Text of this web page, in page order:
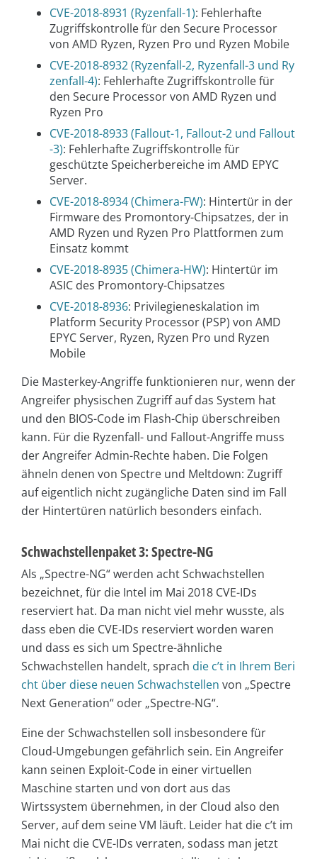
CVE-2018-8931 (Ryzenfall-1): Fehlerhafte
Zugriffskontrolle für den Secure Processor
von AMD Ryzen, Ryzen Pro und Ryzen Mobile
CVE-2018-8932 (Ryzenfall-2, Ryzenfall-3 und Ry
zenfall-4): Fehlerhafte Zugriffskontrolle für
den Secure Processor von AMD Ryzen und
Ryzen Pro
CVE-2018-8933 (Fallout-1, Fallout-2 und Fallout
-3): Fehlerhafte Zugriffskontrolle für
geschützte Speicherbereiche im AMD EPYC
Server.
CVE-2018-8934 (Chimera-FW): Hintertür in der
Firmware des Promontory-Chipsatzes, der in
AMD Ryzen und Ryzen Pro Plattformen zum
Einsatz kommt
CVE-2018-8935 (Chimera-HW): Hintertür im
ASIC des Promontory-Chipsatzes
CVE-2018-8936: Privilegieneskalation im
Platform Security Processor (PSP) von AMD
EPYC Server, Ryzen, Ryzen Pro und Ryzen
Mobile
Die Masterkey-Angriffe funktionieren nur, wenn der
Angreifer physischen Zugriff auf das System hat
und den BIOS-Code im Flash-Chip überschreiben
kann. Für die Ryzenfall- und Fallout-Angriffe muss
der Angreifer Admin-Rechte haben. Die Folgen
ähneln denen von Spectre und Meltdown: Zugriff
auf eigentlich nicht zugängliche Daten sind im Fall
der Hintertüren natürlich besonders einfach.
Schwachstellenpaket 3: Spectre-NG
Als „Spectre-NG“ werden acht Schwachstellen
bezeichnet, für die Intel im Mai 2018 CVE-IDs
reserviert hat. Da man nicht viel mehr wusste, als
dass eben die CVE-IDs reserviert worden waren
und dass es sich um Spectre-ähnliche
Schwachstellen handelt, sprach die c’t in Ihrem Beri
cht über diese neuen Schwachstellen von „Spectre
Next Generation“ oder „Spectre-NG“.
Eine der Schwachstellen soll insbesondere für
Cloud-Umgebungen gefährlich sein. Ein Angreifer
kann seinen Exploit-Code in einer virtuellen
Maschine starten und von dort aus das
Wirtssystem übernehmen, in der Cloud also den
Server, auf dem seine VM läuft. Leider hat die c’t im
Mai nicht die CVE-IDs verraten, sodass man jetzt